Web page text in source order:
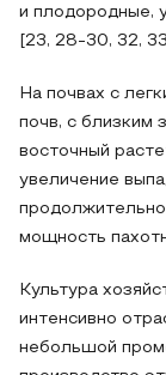
и плодородные,
[23, 28-30, 32,
На почвах с
почв, с близким
восточный
увеличение
мощность
Культура
интенсивно
небольшой